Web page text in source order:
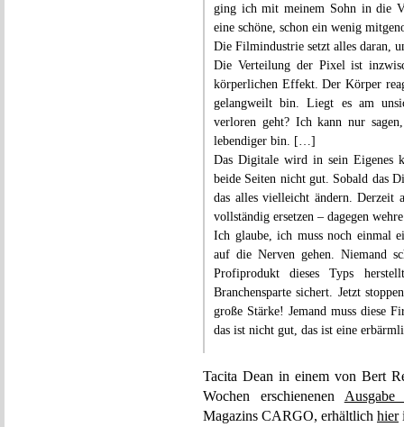
ging ich mit meinem Sohn in die
eine schöne, schon ein wenig
Die Filmindustrie setzt alles daran,
Die Verteilung der Pixel ist
körperlichen Effekt. Der Körper
gelangweilt bin. Liegt es am
verloren geht? Ich kann nur
lebendiger bin. […]
Das Digitale wird in sein Eigenes
beide Seiten nicht gut. Sobald das
das alles vielleicht ändern. Derzeit
vollständig ersetzen – dagegen
Ich glaube, ich muss noch einmal
auf die Nerven gehen. Niemand
Profiprodukt dieses Typs
Branchensparte sichert. Jetzt
große Stärke! Jemand muss diese
das ist nicht gut, das ist eine
Tacita Dean in einem von Bert
Wochen erschienenen Ausgabe
Magazins CARGO, erhältlich hier